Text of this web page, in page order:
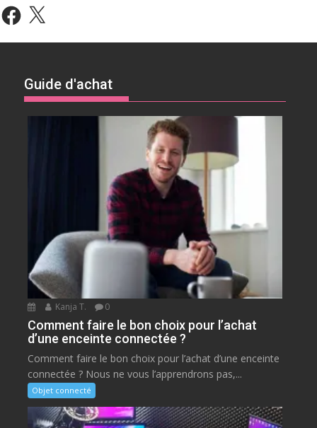
Facebook
X
Guide d'achat
Kanja T. 0
Comment faire le bon choix pour l’achat
d’une enceinte connectée ?
Comment faire le bon choix pour l’achat d’une enceinte
connectée ? Nous ne vous l’apprendrons pas,...
Objet connecté